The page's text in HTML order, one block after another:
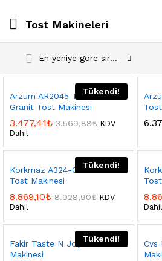
Tost Makineleri
En yeniye göre sırala
Tükendi!
Arzum AR2045 Tutto Granite
Granit Tost Makinesi
3.477,41₺ 3.569,88₺ KDV
Dahil
Tükendi!
Korkmaz A324-06 Castron
Tost Makinesi
8.869,10₺ 8.928,90₺ KDV
Dahil
Dahil
Tükendi!
Fakir Taste N Joy Tost
Makinesi
Cvs